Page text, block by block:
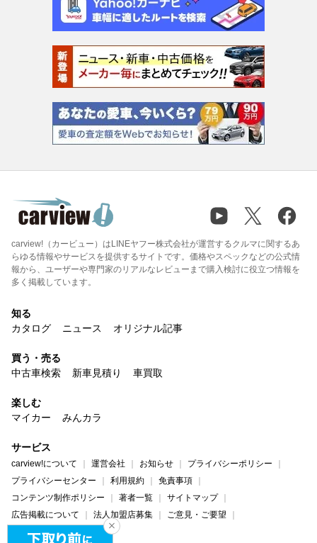
carview!（カービュー）はLINEヤフー株式会社が運営するクルマに関するあ
らゆる情報やサービスを提供するサイトです。価格やスペックなどの公式情
報から、ユーザーや専門家のリアルなレビューまで購入検討に役立つ情報を
多く掲載しています。
知る
カタログ
ニュース オリジナル記事
買う・売る
中古車検索
新車見積り 車買取
楽しむ
マイカー
みんカラ
サービス
carview!について 運営会社 お知らせ
プライバシーポリシー
プライバシーセンター
利用規約
免責事項
コンテンツ制作ポリシー
著者一覧
サイトマップ
広告掲載について
法人加盟店募集
ご意見・ご要望
ヘルプ・お問い合わせ